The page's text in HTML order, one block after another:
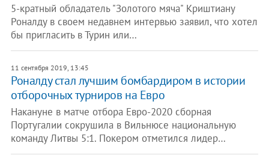
5-кратный обладатель "Золотого мяча" Криштиану
Роналду в своем недавнем интервью заявил, что хотел
бы пригласить в Турин или…
11 сентября 2019, 13:45
Роналду стал лучшим бомбардиром в истории
отборочных турниров на Евро
Накануне в матче отбора Евро-2020 сборная
Португалии сокрушила в Вильнюсе национальную
команду Литвы 5:1. Покером отметился лидер…